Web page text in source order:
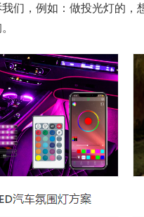
们，例如：做投光灯的